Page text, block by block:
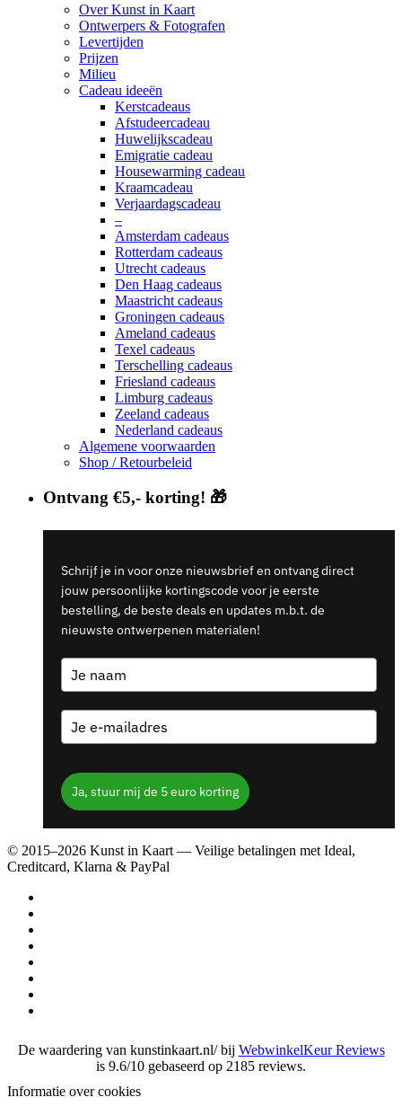
Over Kunst in Kaart
Ontwerpers & Fotografen
Levertijden
Prijzen
Milieu
Cadeau ideeën
Kerstcadeaus
Afstudeercadeau
Huwelijkscadeau
Emigratie cadeau
Housewarming cadeau
Kraamcadeau
Verjaardagscadeau
–
Amsterdam cadeaus
Rotterdam cadeaus
Utrecht cadeaus
Den Haag cadeaus
Maastricht cadeaus
Groningen cadeaus
Ameland cadeaus
Texel cadeaus
Terschelling cadeaus
Friesland cadeaus
Limburg cadeaus
Zeeland cadeaus
Nederland cadeaus
Algemene voorwaarden
Shop / Retourbeleid
Ontvang €5,- korting! 🎁
Schrijf je in voor onze nieuwsbrief en ontvang direct
jouw persoonlijke kortingscode voor je eerste
bestelling, de beste deals en updates m.b.t. de
nieuwste ontwerpenen materialen!
Ja, stuur mij de 5 euro korting
© 2015–2026 Kunst in Kaart — Veilige betalingen met Ideal,
Creditcard, Klarna & PayPal
De waardering van kunstinkaart.nl/ bij WebwinkelKeur Reviews
is 9.6/10 gebaseerd op 2185 reviews.
Informatie over cookies